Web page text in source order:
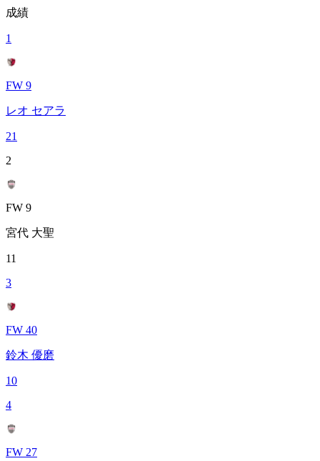
成績
1
FW 9
レオ セアラ
21
2
FW 9
宮代 大聖
11
3
FW 40
鈴木 優磨
10
4
FW 27